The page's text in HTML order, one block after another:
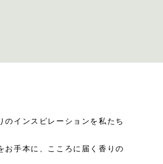
のインスピレーションを私たち
お手本に、こころに届く香りの